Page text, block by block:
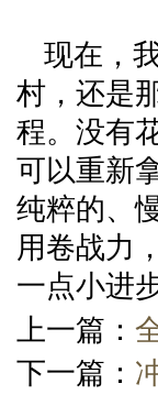
现在，
村，还是
程。没有
可以重新
纯粹的、
用卷战力
一点小进
上一篇：
下一篇：